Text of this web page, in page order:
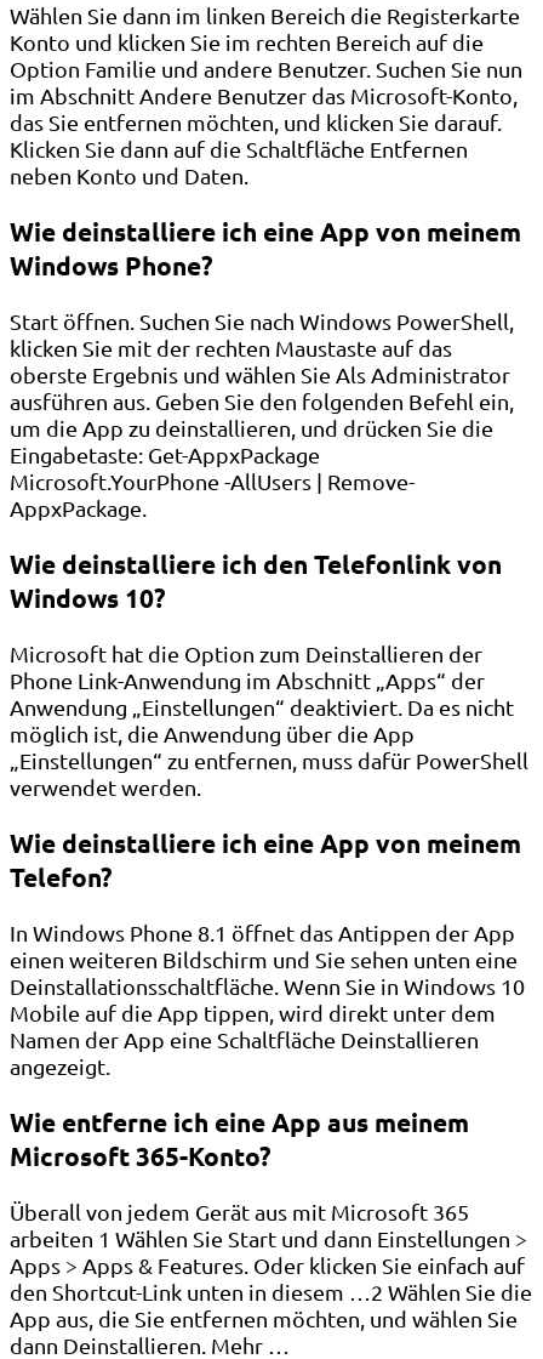
Wählen Sie dann im linken Bereich die Registerkarte
Konto und klicken Sie im rechten Bereich auf die
Option Familie und andere Benutzer. Suchen Sie nun
im Abschnitt Andere Benutzer das Microsoft-Konto,
das Sie entfernen möchten, und klicken Sie darauf.
Klicken Sie dann auf die Schaltfläche Entfernen
neben Konto und Daten.
Wie deinstalliere ich eine App von meinem
Windows Phone?
Start öffnen. Suchen Sie nach Windows PowerShell,
klicken Sie mit der rechten Maustaste auf das
oberste Ergebnis und wählen Sie Als Administrator
ausführen aus. Geben Sie den folgenden Befehl ein,
um die App zu deinstallieren, und drücken Sie die
Eingabetaste: Get-AppxPackage
Microsoft.YourPhone -AllUsers | Remove-
AppxPackage.
Wie deinstalliere ich den Telefonlink von
Windows 10?
Microsoft hat die Option zum Deinstallieren der
Phone Link-Anwendung im Abschnitt „Apps“ der
Anwendung „Einstellungen“ deaktiviert. Da es nicht
möglich ist, die Anwendung über die App
„Einstellungen“ zu entfernen, muss dafür PowerShell
verwendet werden.
Wie deinstalliere ich eine App von meinem
Telefon?
In Windows Phone 8.1 öffnet das Antippen der App
einen weiteren Bildschirm und Sie sehen unten eine
Deinstallationsschaltfläche. Wenn Sie in Windows 10
Mobile auf die App tippen, wird direkt unter dem
Namen der App eine Schaltfläche Deinstallieren
angezeigt.
Wie entferne ich eine App aus meinem
Microsoft 365-Konto?
Überall von jedem Gerät aus mit Microsoft 365
arbeiten 1 Wählen Sie Start und dann Einstellungen >
Apps > Apps & Features. Oder klicken Sie einfach auf
den Shortcut-Link unten in diesem …2 Wählen Sie die
App aus, die Sie entfernen möchten, und wählen Sie
dann Deinstallieren. Mehr …